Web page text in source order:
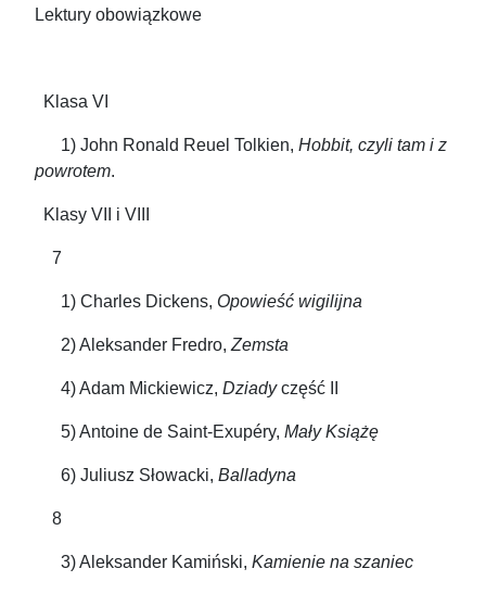
Lektury obowiązkowe
Klasa VI
1) John Ronald Reuel Tolkien, Hobbit, czyli tam i z
powrotem.
Klasy VII i VIII
7
1) Charles Dickens, Opowieść wigilijna
2) Aleksander Fredro, Zemsta
4) Adam Mickiewicz, Dziadyczęść II
5) Antoine de Saint-Exupéry, Mały Książę
6) Juliusz Słowacki, Balladyna
8
3) Aleksander Kamiński, Kamienie na szaniec